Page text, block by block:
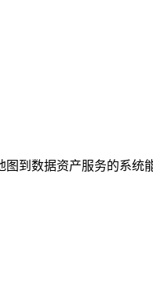
到数据资产服务的系统能